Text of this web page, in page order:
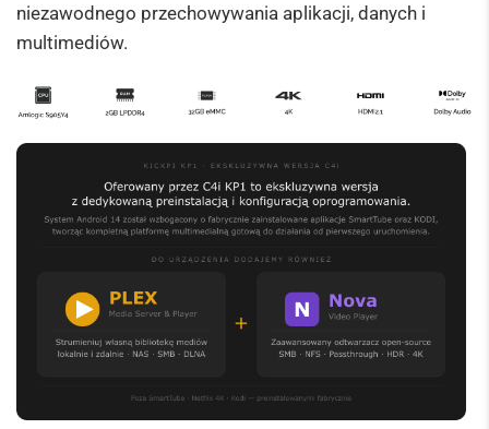
niezawodnego przechowywania aplikacji, danych i
multimediów.